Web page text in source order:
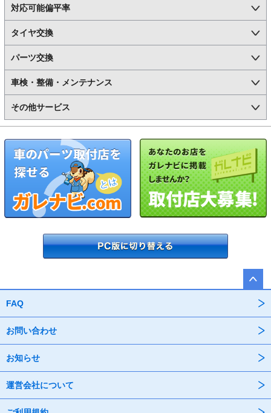
対応可能偏平率
タイヤ交換
パーツ交換
車検・整備・メンテナンス
その他サービス
FAQ
お問い合わせ
お知らせ
運営会社について